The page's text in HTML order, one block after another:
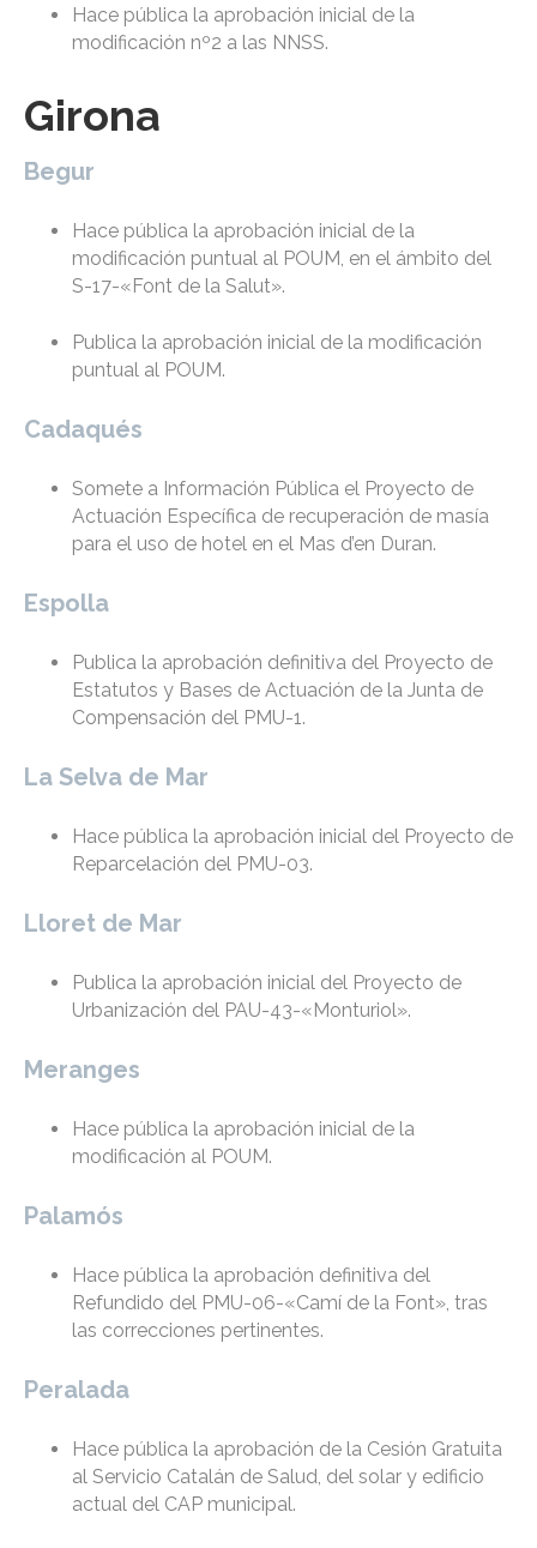
Hace pública la aprobación inicial de la
modificación nº2 a las NNSS.
Girona
Begur
Hace pública la aprobación inicial de la
modificación puntual al POUM, en el ámbito del
S-17-«Font de la Salut».
Publica la aprobación inicial de la modificación
puntual al POUM.
Cadaqués
Somete a Información Pública el Proyecto de
Actuación Específica de recuperación de masía
para el uso de hotel en el Mas d’en Duran.
Espolla
Publica la aprobación definitiva del Proyecto de
Estatutos y Bases de Actuación de la Junta de
Compensación del PMU-1.
La Selva de Mar
Hace pública la aprobación inicial del Proyecto de
Reparcelación del PMU-03.
Lloret de Mar
Publica la aprobación inicial del Proyecto de
Urbanización del PAU-43-«Monturiol».
Meranges
Hace pública la aprobación inicial de la
modificación al POUM.
Palamós
Hace pública la aprobación definitiva del
Refundido del PMU-06-«Camí de la Font», tras
las correcciones pertinentes.
Peralada
Hace pública la aprobación de la Cesión Gratuita
al Servicio Catalán de Salud, del solar y edificio
actual del CAP municipal.